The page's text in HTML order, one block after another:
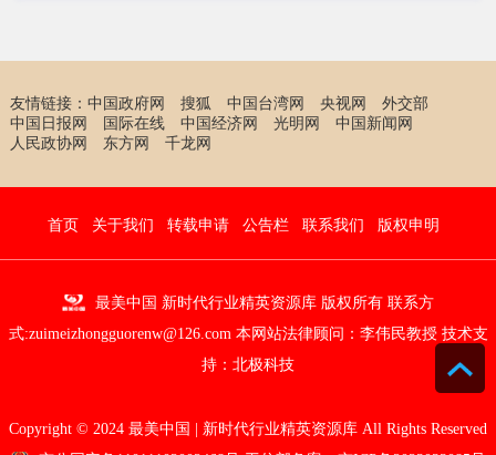
友情链接： 中国政府网 搜狐 中国台湾网 央视网
外交部
中国日报网
国际在线 中国经济网 光明网
中国新闻网
人民政协网
东方网 千龙网
首页 关于我们 转载申请 公告栏 联系我们 版权申明
最美中国 新时代行业精英资源库 版权所有 联系方
式:zuimeizhongguorenw@126.com 本网站法律顾问： 李伟民教授 技术支
持： 北极科技
Copyright © 2024 最美中国 | 新时代行业精英资源库 All Rights Reserved